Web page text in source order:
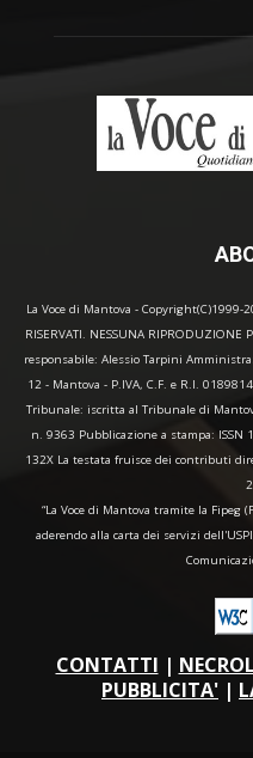
La Voce di Mantova - Copyright(C)1999-
RISERVATI. NESSUNA RIPRODUZIONE
responsabile: Alessio Tarpini
12 - Mantova - P.IVA, C.F. e R.I.
Tribunale: iscritta al Tribunale di
n. 9363 Pubblicazione a stampa: ISSN
132X La testata fruisce dei contributi
“La Voce di Mantova tramite la Fipeg
aderendo alla carta dei servizi
CONTATTI |
PUBBLICITA' |